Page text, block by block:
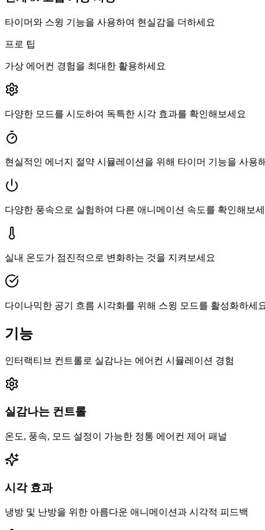
타이머와 스윙 기능을 사용하여 현실감을 더하세요
프로 팁
가상 에어컨 경험을 최대한 활용하세요
다양한 모드를 시도하여 독특한 시각 효과를 확인해보세요
현실적인 에너지 절약 시뮬레이션을 위해 타이머 기능을 사용
다양한 풍속으로 실험하여 다른 애니메이션 속도를 확인해보
실내 온도가 점진적으로 변화하는 것을 지켜보세요
다이나믹한 공기 흐름 시각화를 위해 스윙 모드를 활성화하세
기능
인터랙티브 컨트롤로 실감나는 에어컨 시뮬레이션 경험
실감나는 컨트롤
온도, 풍속, 모드 설정이 가능한 정통 에어컨 제어 패널
시각 효과
냉방 및 난방을 위한 아름다운 애니메이션과 시각적 피드백